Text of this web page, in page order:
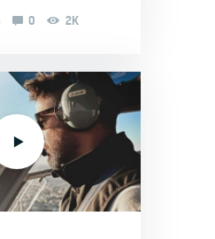
0 2K